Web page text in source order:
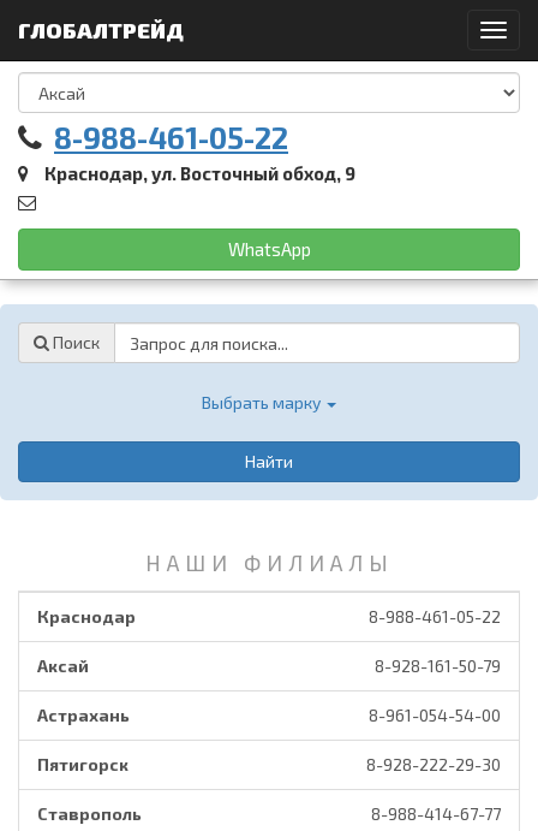
ГЛОБАЛТРЕЙД
8-988-461-05-22
Краснодар, ул. Восточный обход, 9
WhatsApp
Поиск
Выбрать марку
Найти
НАШИ ФИЛИАЛЫ
Краснодар 8-988-461-05-22
Аксай 8-928-161-50-79
Астрахань 8-961-054-54-00
Пятигорск 8-928-222-29-30
Ставрополь 8-988-414-67-77